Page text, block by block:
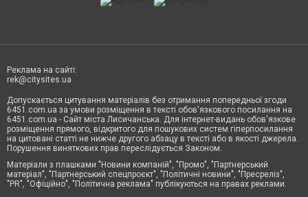
Реклама на сайті:
rek@citysites.ua
Допускається цитування матеріалів без отримання попередньої згоди
6451.com.ua за умови розміщення в тексті обов'язкового посилання на
6451.com.ua - Сайт міста Лисичанська. Для інтернет-видань обов'язкове
розміщення прямого, відкритого для пошукових систем гіперпосилання
на цитовані статті не нижче другого абзацу в тексті або в якості джерела.
Порушення виняткових прав переслідується Законом.
Матеріали з плашками "Новини компаній", "Промо", "Партнерський
матеріал", "Партнерський спецпроєкт", "Політичні новини", "Пресреліз",
"PR", "Офіційно", "Політична реклама" публікуються на правах реклами.